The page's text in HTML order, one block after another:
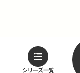
シリーズ一覧